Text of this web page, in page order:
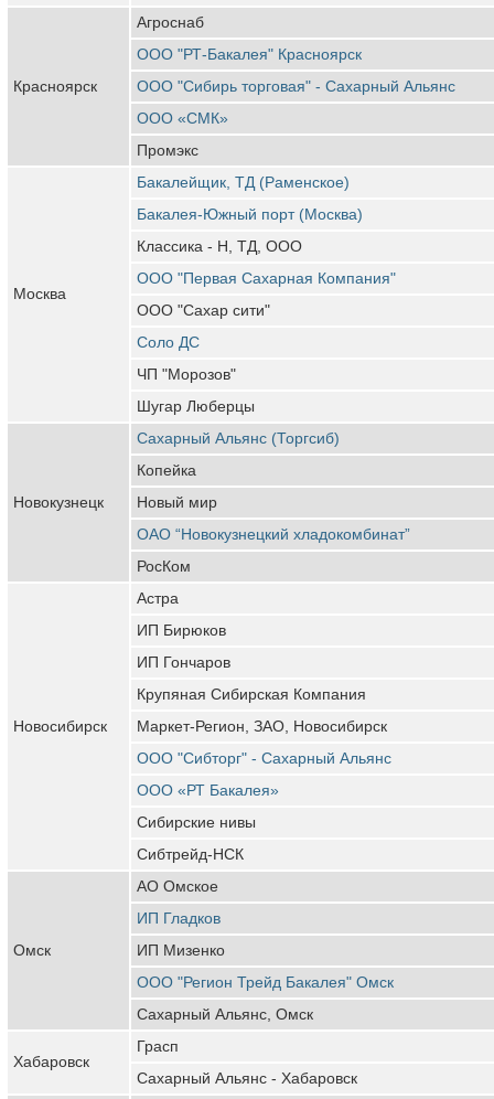
Красноярск
Агроснаб
ООО "РТ-Бакалея" Красноярск
ООО "Сибирь торговая" - Сахарный Альянс
ООО «СМК»
Промэкс
Москва
Бакалейщик, ТД (Раменское)
Бакалея-Южный порт (Москва)
Классика - Н, ТД, ООО
ООО "Первая Сахарная Компания"
ООО "Сахар сити"
Соло ДС
ЧП "Морозов"
Шугар Люберцы
Новокузнецк
Сахарный Альянс (Торгсиб)
Копейка
Новый мир
ОАО “Новокузнецкий хладокомбинат”
РосКом
Новосибирск
Астра
ИП Бирюков
ИП Гончаров
Крупяная Сибирская Компания
Маркет-Регион, ЗАО, Новосибирск
ООО "Сибторг" - Сахарный Альянс
ООО «РТ Бакалея»
Сибирские нивы
Сибтрейд-НСК
Омск
АО Омское
ИП Гладков
ИП Мизенко
ООО "Регион Трейд Бакалея" Омск
Сахарный Альянс, Омск
Хабаровск
Грасп
Сахарный Альянс - Хабаровск